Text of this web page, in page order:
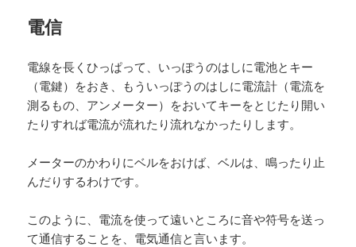
電信
電線を長くひっぱって、いっぽうのはしに電池とキー
（電鍵）をおき、もういっぽうのはしに電流計（電流を
測るもの、アンメーター）をおいてキーをとじたり開い
たりすれば電流が流れたり流れなかったりします。
メーターのかわりにベルをおけば、ベルは、鳴ったり止
んだりするわけです。
このように、電流を使って遠いところに音や符号を送っ
て通信することを、電気通信と言います。